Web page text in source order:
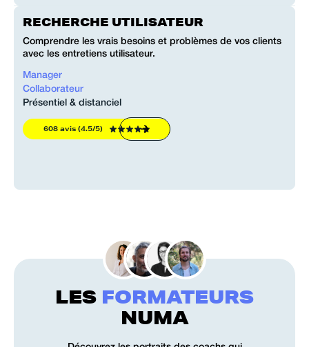
RECHERCHE UTILISATEUR
Comprendre les vrais besoins et problèmes de vos clients
avec les entretiens utilisateur.
Manager
Collaborateur
Présentiel & distanciel
608 avis (4.5/5)
LES FORMATEURS
NUMA